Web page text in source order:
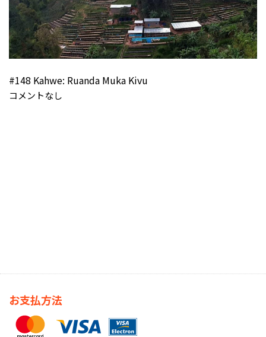
#148 Kahwe: Ruanda Muka Kivu
コメントなし
お支払方法